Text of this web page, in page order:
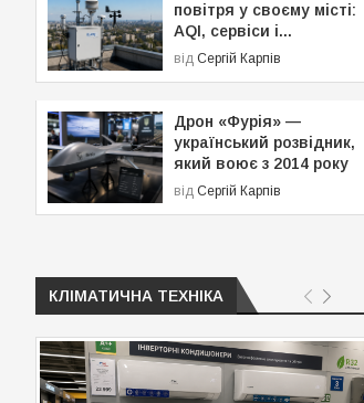
повітря у своєму місті:
AQI, сервіси і...
від Сергій Карпів
Дрон «Фурія» —
український розвідник,
який воює з 2014 року
від Сергій Карпів
КЛІМАТИЧНА ТЕХНІКА